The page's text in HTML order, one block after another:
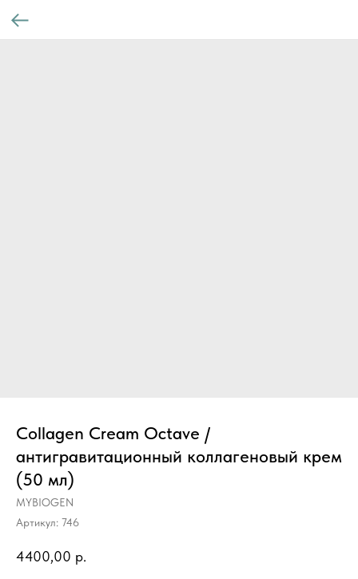
Collagen Cream Octave /
антигравитационный коллагеновый крем
(50 мл)
MYBIOGEN
Артикул: 746
4400,00 р.